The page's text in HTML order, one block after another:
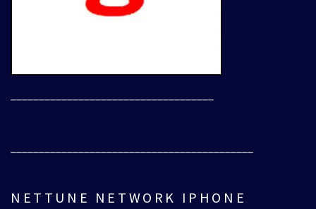
NETTUNE NETWORK IPHONE